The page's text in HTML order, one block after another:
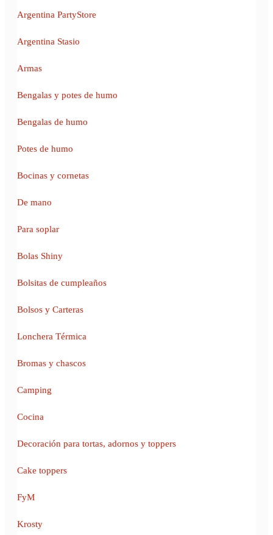
Argentina PartyStore
Argentina Stasio
Armas
Bengalas y potes de humo
Bengalas de humo
Potes de humo
Bocinas y cornetas
De mano
Para soplar
Bolas Shiny
Bolsitas de cumpleaños
Bolsos y Carteras
Lonchera Térmica
Bromas y chascos
Camping
Cocina
Decoración para tortas, adornos y toppers
Cake toppers
FyM
Krosty